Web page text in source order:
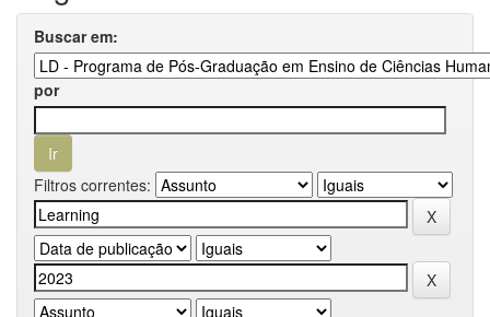
Buscar em:
por
Filtros correntes: